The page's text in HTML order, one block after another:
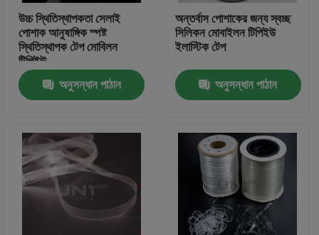
বাড়ি
পণ্য
উচ্চ স্থিতিস্থাপকতা সেলাই
পোশাক আনুষাঙ্গিক স্পষ্ট
স্থিতিস্থাপক টেপ মোবিলন
টিপিইউ
অনুসন্ধান পাঠান
অন্তর্বাস পোশাকের জন্য স্বচ্ছ
সিলিকন মোবাইলন টিপিইউ
ইলাস্টিক টেপ
অনুসন্ধান পাঠান